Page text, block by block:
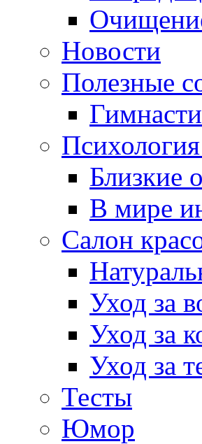
Новости
Полезные
Близкие
В мире
Салон
Уход за
Уход за
Уход за
Тесты
Юмор